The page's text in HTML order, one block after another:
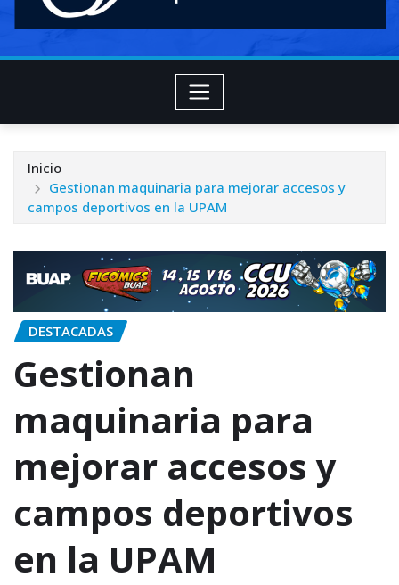
Inicio
Gestionan maquinaria para mejorar accesos y
campos deportivos en la UPAM
DESTACADAS
Gestionan
maquinaria para
mejorar accesos y
campos deportivos
en la UPAM